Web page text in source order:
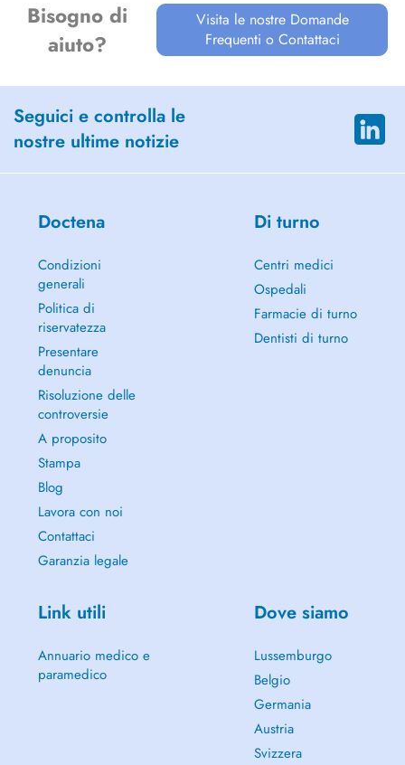
Bisogno di
aiuto?
Visita le nostre Domande
Frequenti o Contattaci
Seguici e controlla le
nostre ultime notizie
Doctena
Condizioni
generali
Politica di
riservatezza
Presentare
denuncia
Risoluzione delle
controversie
A proposito
Stampa
Blog
Lavora con noi
Contattaci
Garanzia legale
Di turno
Centri medici
Ospedali
Farmacie di turno
Dentisti di turno
Link utili
Annuario medico e
paramedico
Dove siamo
Lussemburgo
Belgio
Germania
Austria
Svizzera